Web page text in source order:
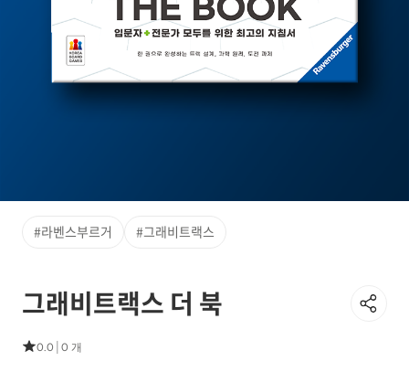
#라벤스부르거 #그래비트랙스
그래비트랙스 더 북
0.0 0 개